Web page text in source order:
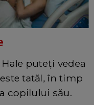
puteți vedea
tatăl, în timp
copilului său.